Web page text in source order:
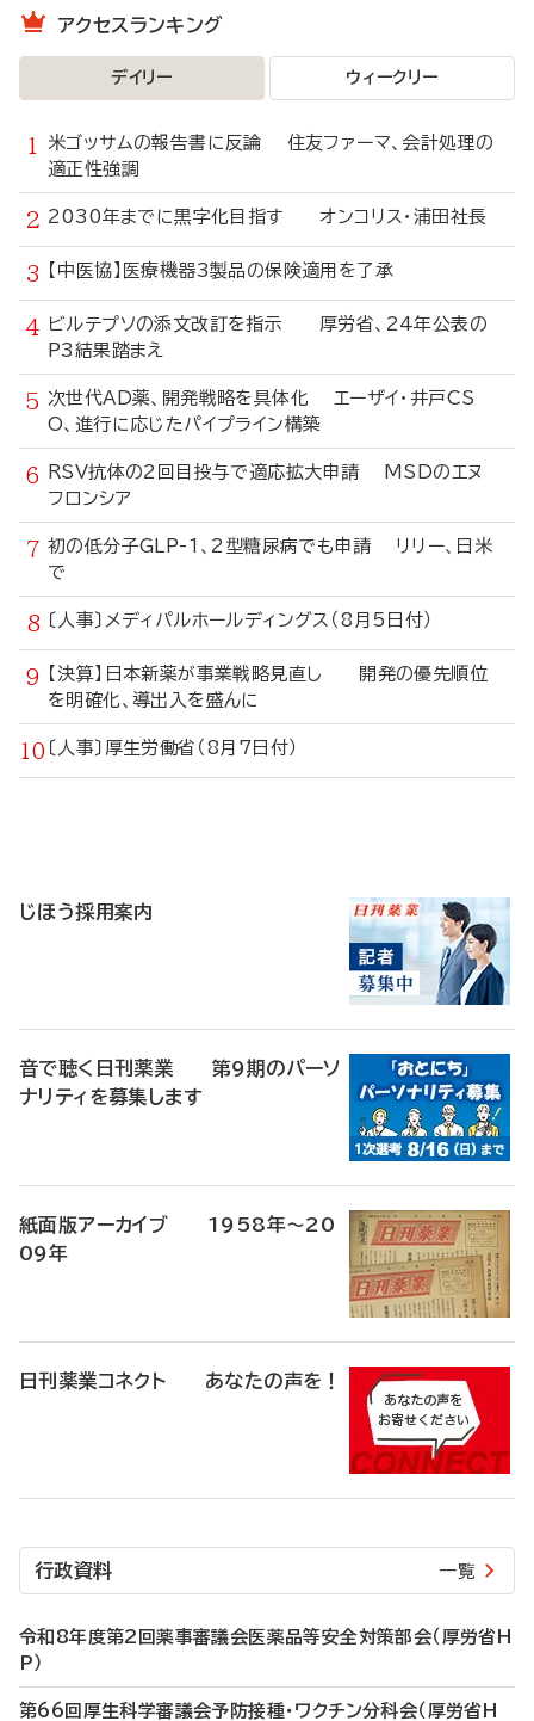
アクセスランキング
デイリー ウィークリー
米ゴッサムの報告書に反論 住友ファーマ、会計処理の
適正性強調
2030年までに黒字化目指す オンコリス・浦田社長
【中医協】医療機器3製品の保険適用を了承
ビルテプソの添文改訂を指示 厚労省、24年公表の
P3結果踏まえ
次世代AD薬、開発戦略を具体化 エーザイ・井戸CS
O、進行に応じたパイプライン構築
RSV抗体の2回目投与で適応拡大申請 MSDのエヌ
フロンシア
初の低分子GLP-1、2型糖尿病でも申請 リリー、日米
で
〔人事〕メディパルホールディングス（8月5日付）
【決算】日本新薬が事業戦略見直し 開発の優先順位
を明確化、導出入を盛んに
〔人事〕厚生労働省（8月7日付）
じほう採用案内
音で聴く日刊薬業 第9期のパーソ
ナリティを募集します
紙面版アーカイブ 1958年～20
09年
日刊薬業コネクト あなたの声を！
行政資料 一覧
令和8年度第2回薬事審議会医薬品等安全対策部会（厚労省H
P）
第66回厚生科学審議会予防接種・ワクチン分科会（厚労省H